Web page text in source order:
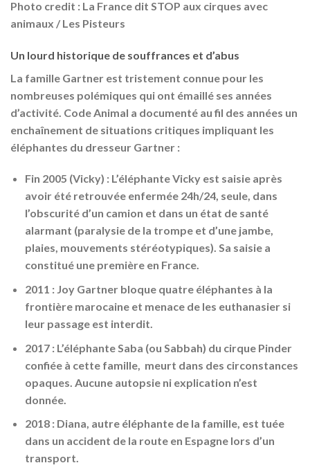
Photo credit : La France dit STOP aux cirques avec
animaux / Les Pisteurs
Un lourd historique de souffrances et d’abus
La famille Gartner est tristement connue pour les
nombreuses polémiques qui ont émaillé ses années
d’activité. Code Animal a documenté au fil des années un
enchaînement de situations critiques impliquant les
éléphantes du dresseur Gartner :
Fin 2005 (Vicky) :L’éléphante Vicky est saisie après
avoir été retrouvée enfermée 24h/24, seule, dans
l’obscurité d’un camion et dans un état de santé
alarmant (paralysie de la trompe et d’une jambe,
plaies, mouvements stéréotypiques). Sa saisie a
constitué une première en France.
2011 :Joy Gartner bloque quatre éléphantes à la
frontière marocaine et menace de les euthanasier si
leur passage est interdit.
2017:L’éléphante Saba (ou Sabbah) du cirque Pinder
confiée à cette famille, meurt dans des circonstances
opaques. Aucune autopsie ni explication n’est
donnée.
2018: Diana, autre éléphante de la famille, est tuée
dans un accident de la route en Espagne lors d’un
transport.